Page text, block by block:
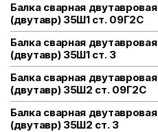
Балка сварная двутавровая
(двутавр) 35Ш1 ст. 09Г2С
Балка сварная двутавровая
(двутавр) 35Ш1 ст. 3
Балка сварная двутавровая
(двутавр) 35Ш2 ст. 09Г2С
Балка сварная двутавровая
(двутавр) 35Ш2 ст. 3